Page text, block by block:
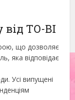
від TO-BI
що дозволяє
яка відповідає
Усі випущені